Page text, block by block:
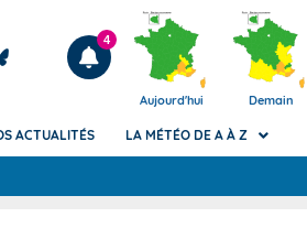
Articles
4
Aujourd'hui Demain
ACTUALITÉS LA MÉTÉO DE A À Z